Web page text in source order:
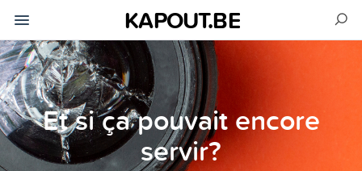
KAPOUT.BE
Et si ça pouvait encore
servir?